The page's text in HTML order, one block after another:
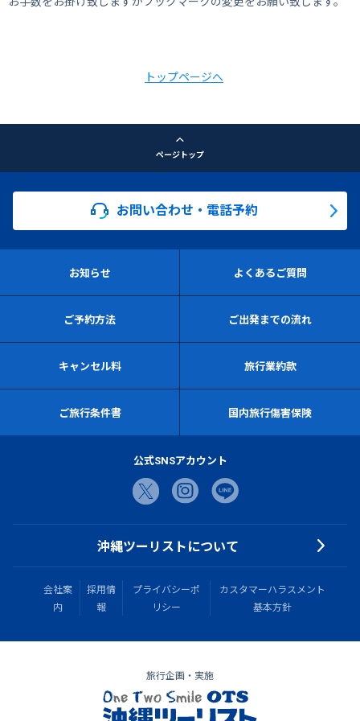
トップページへ
ページトップ
お問い合わせ・電話予約
お知らせ よくあるご質問
ご予約方法 ご出発までの流れ
キャンセル料 旅行業約款
ご旅行条件書 国内旅行傷害保険
公式SNSアカウント
沖縄ツーリストについて
会社案
内
採用情
報
プライバシーポ
リシー
カスタマーハラスメント
基本方針
旅行企画・実施